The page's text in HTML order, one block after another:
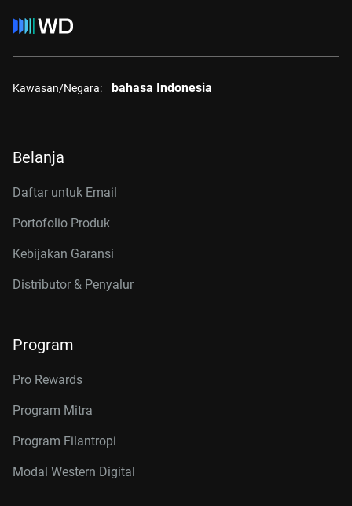
Kawasan/Negara: bahasa Indonesia
Belanja
Daftar untuk Email
Portofolio Produk
Kebijakan Garansi
Distributor & Penyalur
Program
Pro Rewards
Program Mitra
Program Filantropi
Modal Western Digital